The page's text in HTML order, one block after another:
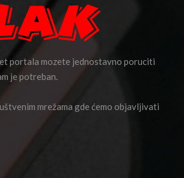
portala mozete jednostavno poruciti
je potreban.
mrežama gde ćemo objavljivati